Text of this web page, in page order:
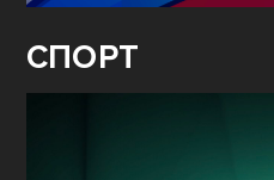
СПОРТ